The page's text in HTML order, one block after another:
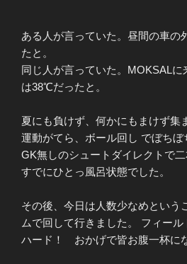
ある人が言っていた。昼間の車の
たと。
同じ人が言っていた。MOKSAL
は38℃だったと。
夏にも負けず、何かにもまけず集
運動がてら、ボール回し でぼちぼ
GK無しのシュートダイレクトで二
すでにひとっ風呂状態でした。
その後、今日は人数少なめという
ムで回して行きました。 フィール
ハード！ おかげで皆お腹一杯に